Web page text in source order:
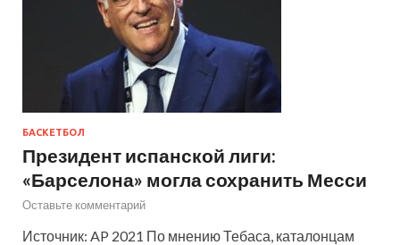
БАСКЕТБОЛ
Президент испанской лиги:
«Барселона» могла сохранить Месси
Оставьте комментарий
Источник: AP 2021 По мнению Тебаса, каталонцам